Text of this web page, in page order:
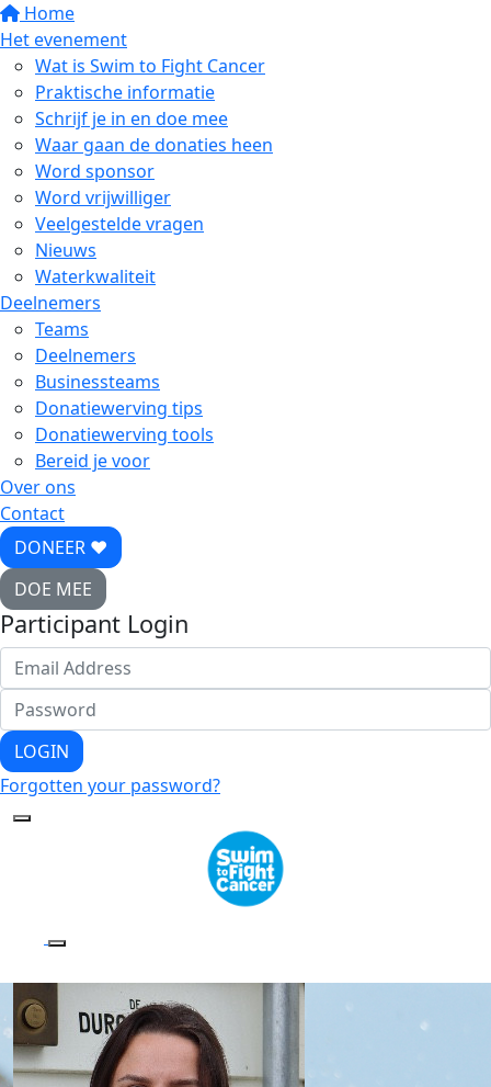
Home
Het evenement
Wat is Swim to Fight Cancer
Praktische informatie
Schrijf je in en doe mee
Waar gaan de donaties heen
Word sponsor
Word vrijwilliger
Veelgestelde vragen
Nieuws
Waterkwaliteit
Deelnemers
Teams
Deelnemers
Businessteams
Donatiewerving tips
Donatiewerving tools
Bereid je voor
Over ons
Contact
DONEER ♥
DOE MEE
Participant Login
LOGIN
Forgotten your password?